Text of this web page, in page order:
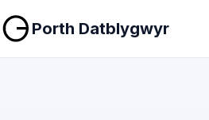
Porth Datblygwyr